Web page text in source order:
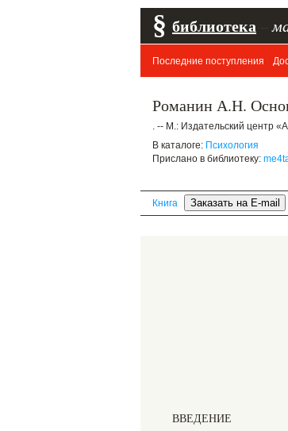
§ библиотека
Последние поступления
Романин А.Н.
. -- М.: Издательский центр
В каталоге: Психология
Прислано в библиотеку:
Книга
ВВЕДЕНИЕ